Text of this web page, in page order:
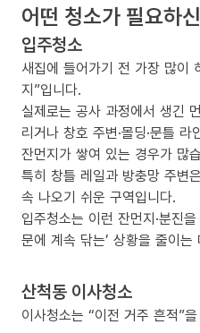
어떤 청소가 필요하
입주청소
새집에 들어가기 전 가장 많이
지”입니다.
실제로는 공사 과정에서 생긴
리거나 창호 주변·몰딩·문틀
잔먼지가 쌓여 있는 경우가 많
특히 창틀 레일과 방충망 주변
속 나오기 쉬운 구역입니다.
입주청소는 이런 잔먼지·분진
문에 계속 닦는’ 상황을 줄이는
산척동 이사청소
이사청소는 “이전 거주 흔적”